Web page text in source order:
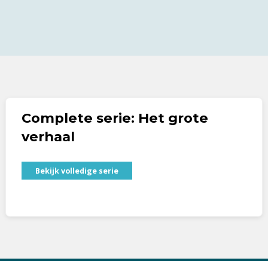
Complete serie: Het grote
verhaal
Bekijk volledige serie